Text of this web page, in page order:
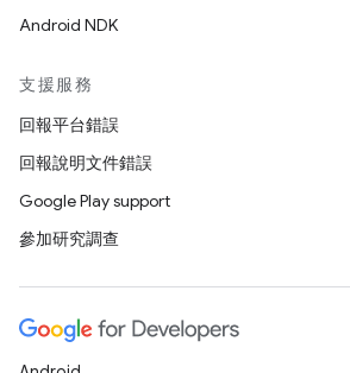
Android NDK
支援服務
回報平台錯誤
回報說明文件錯誤
Google Play support
參加研究調查